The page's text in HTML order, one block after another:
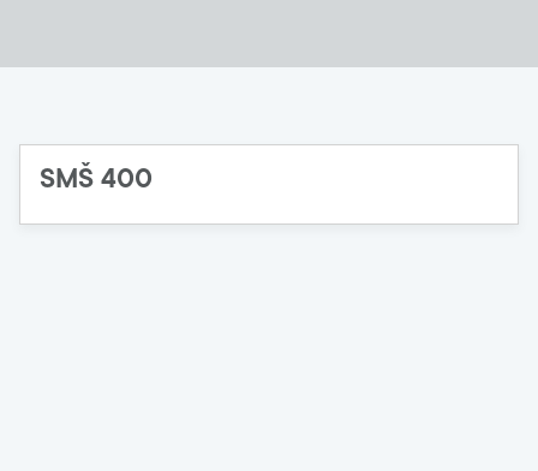
SMŠ 400